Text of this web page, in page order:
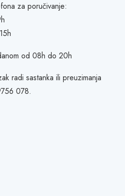
za poručivanje:
od 08h do 20h
radi sastanka ili preuzimanja
078.